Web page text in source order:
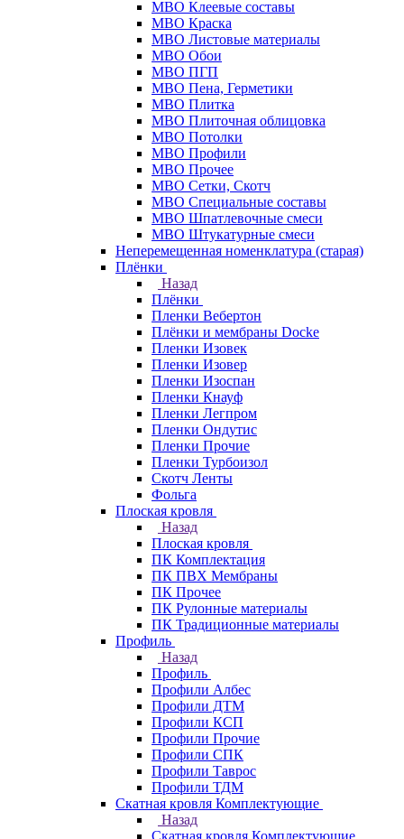
МВО Клеевые составы
МВО Краска
МВО Листовые материалы
МВО Обои
МВО ПГП
МВО Пена, Герметики
МВО Плитка
МВО Плиточная облицовка
МВО Потолки
МВО Профили
МВО Прочее
МВО Сетки, Скотч
МВО Специальные составы
МВО Шпатлевочные смеси
МВО Штукатурные смеси
Неперемещенная номенклатура (старая)
Плёнки
Назад
Плёнки
Пленки Вебертон
Плёнки и мембраны Docke
Пленки Изовек
Пленки Изовер
Пленки Изоспан
Пленки Кнауф
Пленки Легпром
Пленки Ондутис
Пленки Прочие
Пленки Турбоизол
Скотч Ленты
Фольга
Плоская кровля
Назад
Плоская кровля
ПК Комплектация
ПК ПВХ Мембраны
ПК Прочее
ПК Рулонные материалы
ПК Традиционные материалы
Профиль
Назад
Профиль
Профили Албес
Профили ДТМ
Профили КСП
Профили Прочие
Профили СПК
Профили Таврос
Профили ТДМ
Скатная кровля Комплектующие
Назад
Скатная кровля Комплектующие